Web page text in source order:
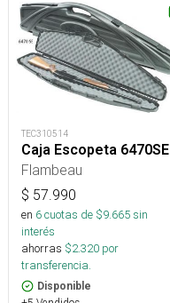
TEC310514
Caja Escopeta 6470SE
Flambeau
$ 57.990
en 6cuotas de $9.665sin
interés
ahorras $2.320 por
transferencia.
Disponible